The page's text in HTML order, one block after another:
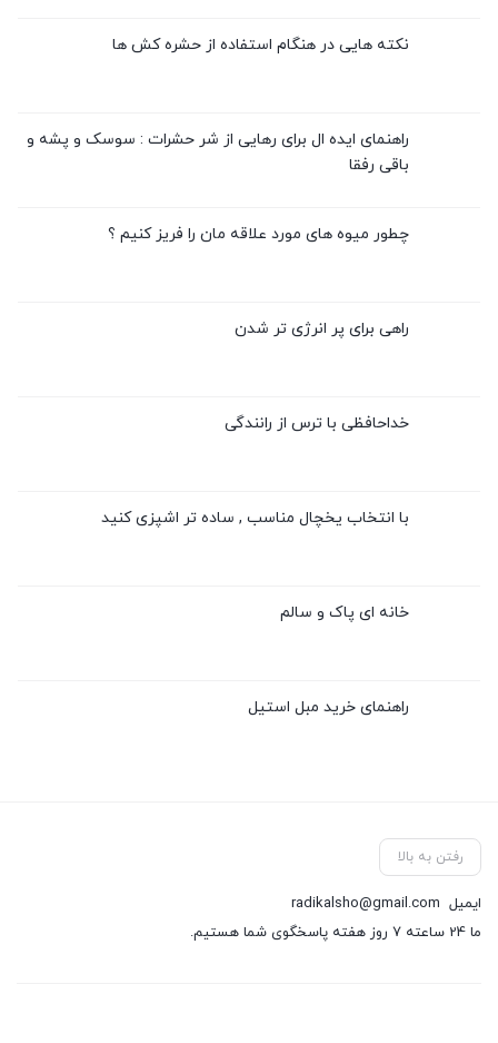
نکته هایی در هنگام استفاده از حشره کش ها
راهنمای ایده ال برای رهایی از شر حشرات : سوسک و پشه و
باقی رفقا
چطور میوه های مورد علاقه مان را فریز کنیم ؟
راهی برای پر انرژی تر شدن
خداحافظی با ترس از رانندگی
با انتخاب یخچال مناسب , ساده تر اشپزی کنید
خانه ای پاک و سالم
راهنمای خرید مبل استیل
رفتن به بالا
ایمیل radikalsho@gmail.com
ما 24 ساعته 7 روز هفته پاسخگوی شما هستیم.